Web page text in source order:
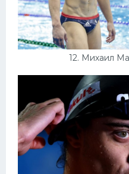
12. Михаил